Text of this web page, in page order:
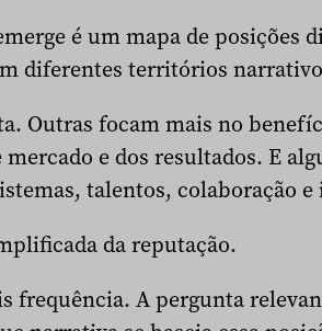
é um mapa de posições
diferentes territórios
Outras focam mais no
e dos resultados. E
talentos, colaboração
da reputação.
frequência. A pergunta